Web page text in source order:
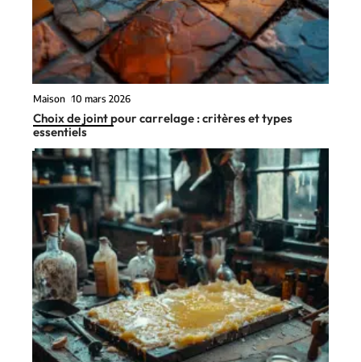
Maison 10 mars 2026
Choix de joint pour carrelage : critères et types
essentiels